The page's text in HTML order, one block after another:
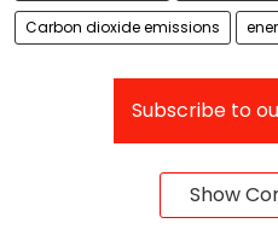
Carbon dioxide emissions
Subscribe to
Show